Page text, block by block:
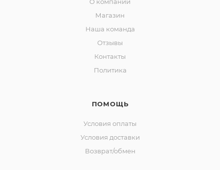
Магазин
Наша команда
Отзывы
Контакты
Политика
ПОМОЩЬ
Условия оплаты
Условия доставки
Возврат/обмен